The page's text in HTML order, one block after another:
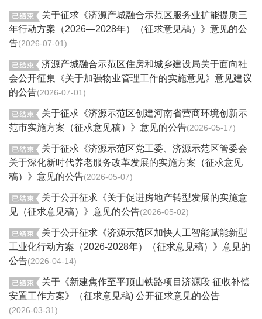
关于征求《济源产城融合示范区服务业扩能提质三
年行动方案（2026—2028年）（征求意见稿）》意见的公
告 2026-07-01
济源产城融合示范区住房和城乡建设局关于面向社
会公开征集《关于加强物业管理工作的实施意见》意见建议
的公告 2026-07-01
关于征求《济源示范区创建河南省营商环境创新示
范市实施方案（征求意见稿）》意见的公告 2026-05-17
关于征求《济源示范区党工委、济源示范区管委会
关于深化新时代养老服务改革发展的实施方案（征求意见
稿）》意见的公告 2026-05-07
关于公开征求《关于促进房地产转型发展的实施意
见（征求意见稿）》意见的公告 2026-05-02
关于公开征求《济源示范区加快人工智能赋能新型
工业化行动方案（2026-2028年）（征求意见稿）》意见的
公告 2026-04-14
关于《新建焦作至平顶山铁路项目济源段 征收补偿
安置工作方案》（征求意见稿) 公开征求意见的公告
2026-03-31